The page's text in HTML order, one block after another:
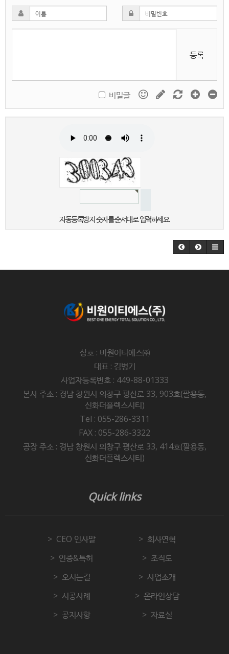
등록
비밀글
자동등록방지 숫자를 순서대로 입력하세요.
상호 : 비원이티에스㈜
대표 : 김병기
사업자등록번호 : 449-88-01333
본사 주소 : 경남 창원시 의창구 평산로 33, 903호(팔용동,
신화더플렉스시티)
Tel : 055-286-3311
FAX : 055-286-3322
공장 주소 : 경남 창원시 의창구 평산로 33, 414호(팔용동,
신화더플렉스시티)
Quick links
CEO 인사말
회사연혁
인증&특허
조직도
오시는길
사업소개
시공사례
온라인상담
공지사항
자료실